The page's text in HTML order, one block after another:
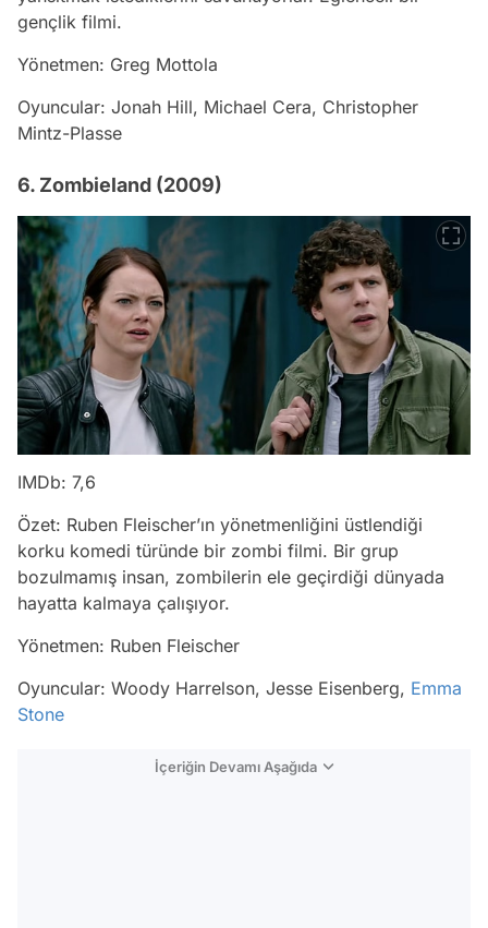
gençlik filmi.
Yönetmen: Greg Mottola
Oyuncular: Jonah Hill, Michael Cera, Christopher
Mintz-Plasse
6. Zombieland (2009)
IMDb: 7,6
Özet: Ruben Fleischer’ın yönetmenliğini üstlendiği
korku komedi türünde bir zombi filmi. Bir grup
bozulmamış insan, zombilerin ele geçirdiği dünyada
hayatta kalmaya çalışıyor.
Yönetmen: Ruben Fleischer
Oyuncular: Woody Harrelson, Jesse Eisenberg, Emma
Stone
İçeriğin Devamı Aşağıda